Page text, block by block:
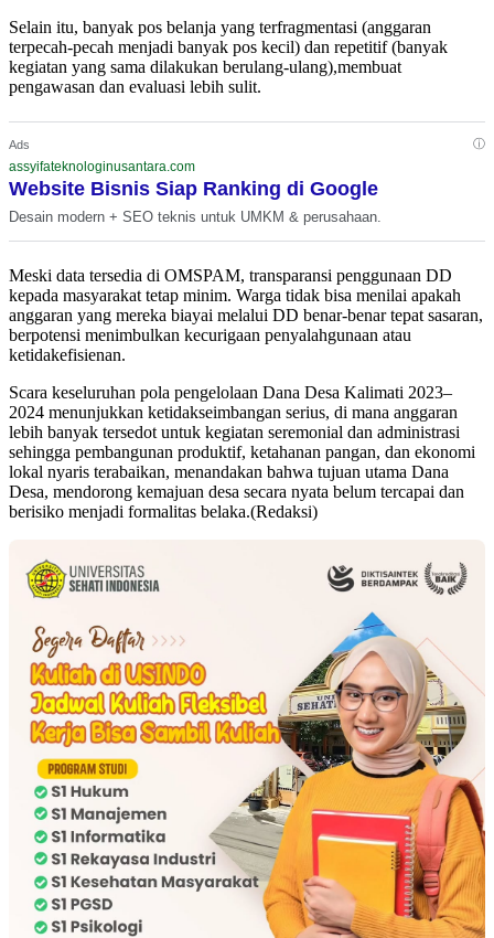
Selain itu, banyak pos belanja yang terfragmentasi (anggaran
terpecah-pecah menjadi banyak pos kecil) dan repetitif (banyak
kegiatan yang sama dilakukan berulang-ulang),membuat
pengawasan dan evaluasi lebih sulit.
Ads ⓘ
assyifateknologinusantara.com
Website Bisnis Siap Ranking di Google
Desain modern + SEO teknis untuk UMKM & perusahaan.
Meski data tersedia di OMSPAM, transparansi penggunaan DD
kepada masyarakat tetap minim. Warga tidak bisa menilai apakah
anggaran yang mereka biayai melalui DD benar-benar tepat sasaran,
berpotensi menimbulkan kecurigaan penyalahgunaan atau
ketidakefisienan.
Scara keseluruhan pola pengelolaan Dana Desa Kalimati 2023–
2024 menunjukkan ketidakseimbangan serius, di mana anggaran
lebih banyak tersedot untuk kegiatan seremonial dan administrasi
sehingga pembangunan produktif, ketahanan pangan, dan ekonomi
lokal nyaris terabaikan, menandakan bahwa tujuan utama Dana
Desa, mendorong kemajuan desa secara nyata belum tercapai dan
berisiko menjadi formalitas belaka.(Redaksi)